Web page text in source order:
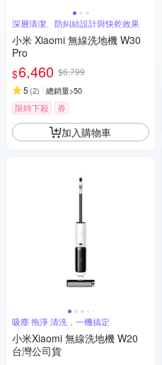
深層清潔、防糾結設計與快乾效果
小米 Xiaomi 無線洗地機 W30
Pro
$6,460 $6,799
5 (2) 總銷量>50
限時下殺 券
加入購物車
吸塵 拖淨 清洗，一機搞定
小米Xiaomi 無線洗地機 W20
台灣公司貨